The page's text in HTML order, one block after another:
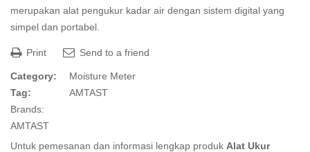
merupakan alat pengukur kadar air dengan sistem digital yang
simpel dan portabel.
Print Send to a friend
Category:
Moisture Meter
Tag:
AMTAST
Brands:
AMTAST
Untuk pemesanan dan informasi lengkap produk Alat Ukur